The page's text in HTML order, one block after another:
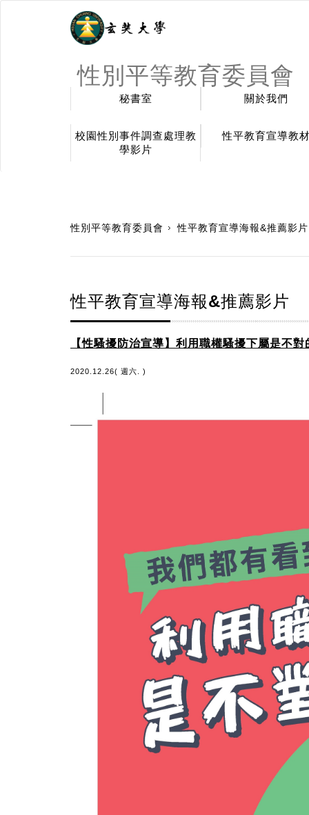
性別平等教育委員會
秘書室 關於我們
校園性別事件調查處理教
學影片
性平教育宣導教
性別平等教育委員會 性平教育宣導海報&推薦影片
性平教育宣導海報&推薦影片
【性騷擾防治宣導】利用職權騷擾下屬是不對
2020.12.26( 週六. )